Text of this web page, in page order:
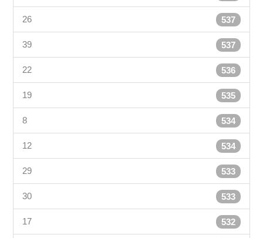
537
26
537
39
536
22
535
19
534
8
534
12
533
29
533
30
532
17